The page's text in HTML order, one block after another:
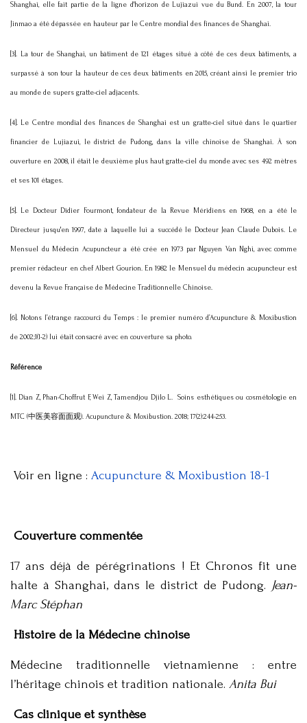
Shanghai, elle fait partie de la ligne d'horizon de Lujiazui vue du Bund. En 2007, la tour
Jinmao a été dépassée en hauteur par le Centre mondial des finances de Shanghai.
[3]. La tour de Shanghai, un bâtiment de 121 étages situé à côté de ces deux bâtiments, a
surpassé à son tour la hauteur de ces deux bâtiments en 2015, créant ainsi le premier trio
au monde de supers gratte-ciel adjacents.
[4]. Le Centre mondial des finances de Shanghai est un gratte-ciel situé dans le quartier
financier de Lujiazui, le district de Pudong, dans la ville chinoise de Shanghai. À son
ouverture en 2008, il était le deuxième plus haut gratte-ciel du monde avec ses 492 mètres
et ses 101 étages.
[5]. Le Docteur Didier Fourmont, fondateur de la Revue Méridiens en 1968, en a été le
Directeur jusqu'en 1997, date à laquelle lui a succédé le Docteur Jean Claude Dubois. Le
Mensuel du Médecin Acupuncteur a été crée en 1973 par Nguyen Van Nghi, avec comme
premier rédacteur en chef Albert Gourion. En 1982 le Mensuel du médecin acupuncteur est
devenu la Revue Française de Médecine Traditionnelle Chinoise.
[6]. Notons l’étrange raccourci du Temps : le premier numéro d’Acupuncture & Moxibustion
de 2002;1(1-2) lui était consacré avec en couverture sa photo.
Référence
[1]. Dian Z, Phan-Choffrut F, Wei Z, Tamendjou Djilo L. Soins esthétiques ou cosmétologie en
MTC (中医美容面面观). Acupuncture & Moxibustion. 2018; 17(2):244-253.
Voir en ligne : Acupuncture & Moxibustion 18-1
Couverture commentée
17 ans déjà de pérégrinations ! Et Chronos fit une
halte à Shanghai, dans le district de Pudong. Jean-
Marc Stéphan
Histoire de la Médecine chinoise
Médecine traditionnelle vietnamienne : entre
l’héritage chinois et tradition nationale. Anita Bui
Cas clinique et synthèse